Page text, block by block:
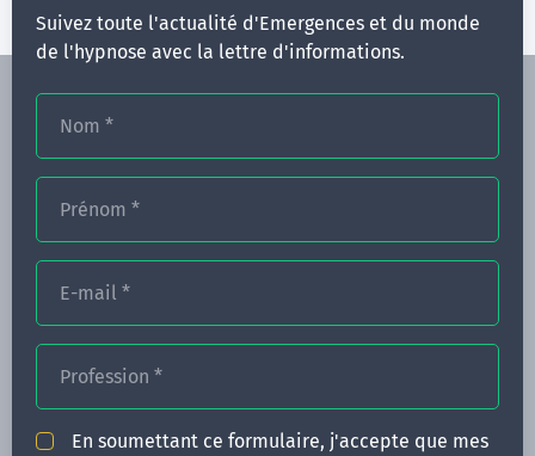
Suivez toute l'actualité d'Emergences et du monde
de l'hypnose avec la lettre d'informations.
Nom *
Prénom *
E-mail *
Profession *
En soumettant ce formulaire, j'accepte que mes
CONGRÈS
ACTUALITÉS
INFOS PRATIQUES